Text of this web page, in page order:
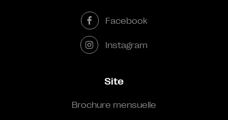
Facebook
Instagram
Site
Brochure mensuelle